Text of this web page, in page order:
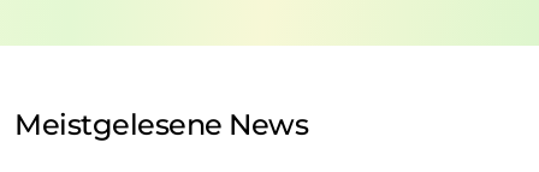
auf Basis unsererDatenschutzerklärung. LUMITOS darf
Meinungsforschung per E-Mail kontaktieren. Ihre
Einwilligung können Sie jederzeit ohne Angabe von
Meistgelesene News